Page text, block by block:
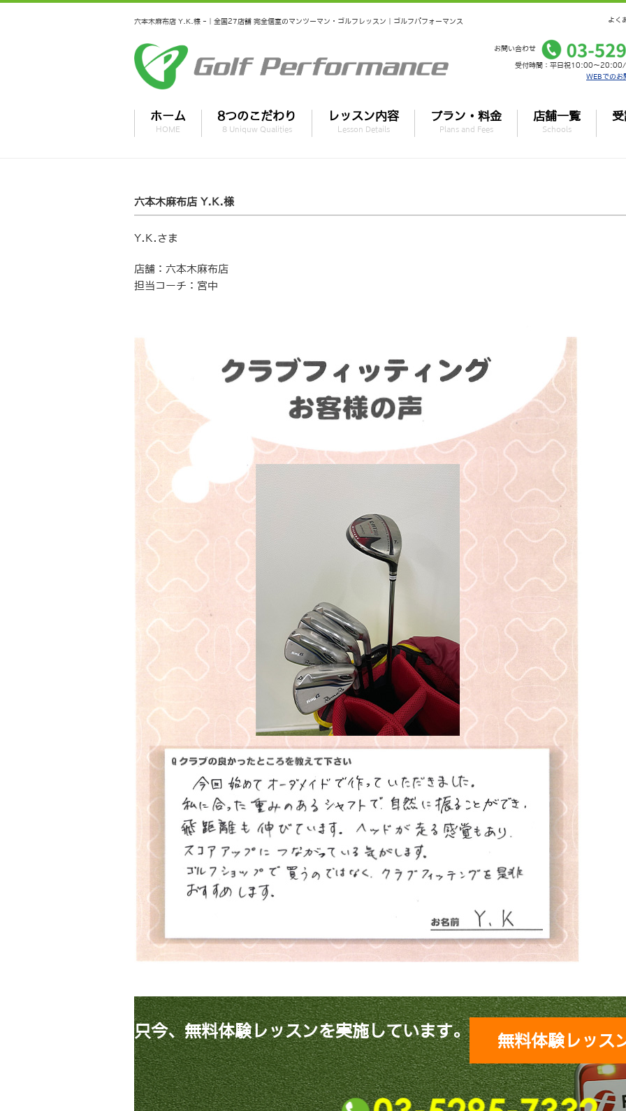
六本木麻布店 Y.K.様 -｜全国27店舗 完全個室のマンツーマン・ゴルフレッスン｜ゴルフパフォーマンス よく
お問い合わせ
受付時間：平日祝10:00～
WEBでのお
ホーム
HOME
8つのこだわり
8 Uniquw Qualities
レッスン内容
Lesson Details
プラン・料金
Plans and Fees
店舗一覧
Schools
六本木麻布店 Y.K.様
Y.K.さま
店舗：六本木麻布店
担当コーチ：宮中
只今、無料体験レッスンを実施しています。
無料体験レッス